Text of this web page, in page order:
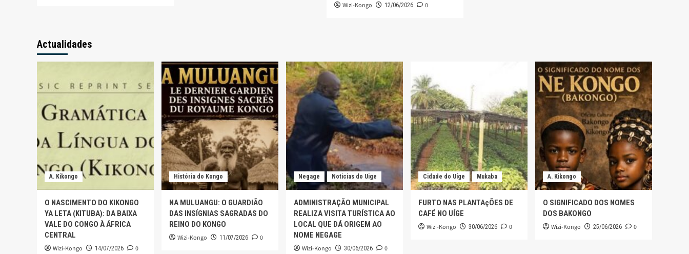
Wizi-Kongo 12/06/2026 0
Actualidades
A. Kikongo
O NASCIMENTO DO KIKONGO
YA LETA (KITUBA): DA BAIXA
VALE DO CONGO À ÁFRICA
CENTRAL
Wizi-Kongo 14/07/2026 0
História do Kongo
NA MULUANGU: O GUARDIÃO
DAS INSÍGNIAS SAGRADAS DO
REINO DO KONGO
Wizi-Kongo 11/07/2026 0
Negage Noticias do Uige
ADMINISTRAÇÃO MUNICIPAL
REALIZA VISITA TURÍSTICA AO
LOCAL QUE DÁ ORIGEM AO
NOME NEGAGE
Wizi-Kongo 30/06/2026 0
Cidade do Uíge Mukaba
FURTO NAS PLANTAçÕES DE
CAFÉ NO UÍGE
Wizi-Kongo 30/06/2026 0
A. Kikongo
O SIGNIFICADO DOS NOMES
DOS BAKONGO
Wizi-Kongo 25/06/2026 0